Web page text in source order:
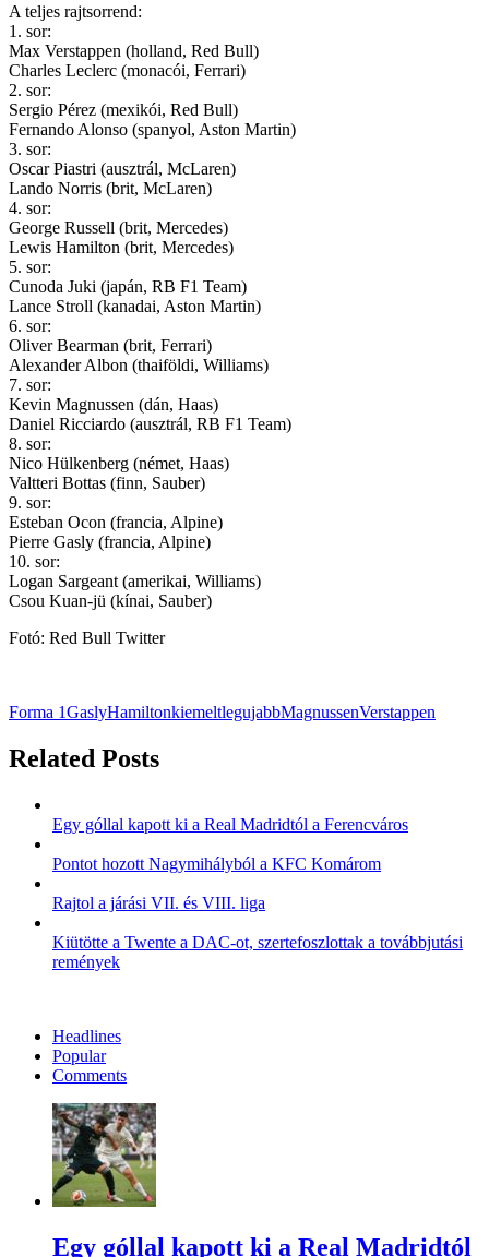
A teljes rajtsorrend:
1. sor:
Max Verstappen (holland, Red Bull)
Charles Leclerc (monacói, Ferrari)
2. sor:
Sergio Pérez (mexikói, Red Bull)
Fernando Alonso (spanyol, Aston Martin)
3. sor:
Oscar Piastri (ausztrál, McLaren)
Lando Norris (brit, McLaren)
4. sor:
George Russell (brit, Mercedes)
Lewis Hamilton (brit, Mercedes)
5. sor:
Cunoda Juki (japán, RB F1 Team)
Lance Stroll (kanadai, Aston Martin)
6. sor:
Oliver Bearman (brit, Ferrari)
Alexander Albon (thaiföldi, Williams)
7. sor:
Kevin Magnussen (dán, Haas)
Daniel Ricciardo (ausztrál, RB F1 Team)
8. sor:
Nico Hülkenberg (német, Haas)
Valtteri Bottas (finn, Sauber)
9. sor:
Esteban Ocon (francia, Alpine)
Pierre Gasly (francia, Alpine)
10. sor:
Logan Sargeant (amerikai, Williams)
Csou Kuan-jü (kínai, Sauber)
Fotó: Red Bull Twitter
Forma 1GaslyHamiltonkiemeltlegujabbMagnussenVerstappen
Related Posts
Egy góllal kapott ki a Real Madridtól a Ferencváros
Pontot hozott Nagymihályból a KFC Komárom
Rajtol a járási VII. és VIII. liga
Kiütötte a Twente a DAC-ot, szertefoszlottak a továbbjutási
remények
Headlines
Popular
Comments
Egy góllal kapott ki a Real Madridtól